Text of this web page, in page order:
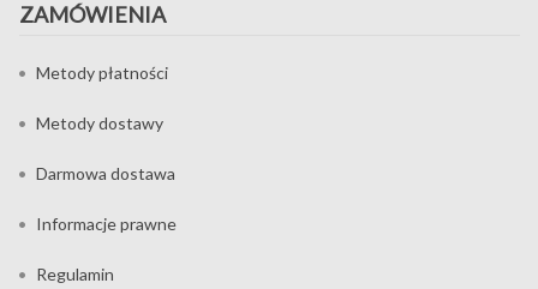
ZAMÓWIENIA
Metody płatności
Metody dostawy
Darmowa dostawa
Informacje prawne
Regulamin